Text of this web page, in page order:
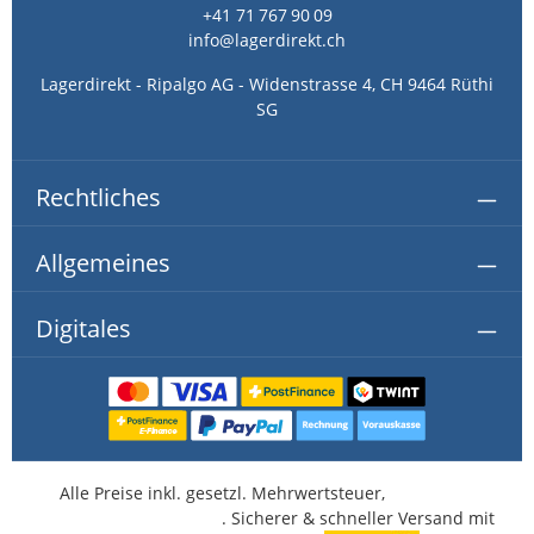
geringeren Verbrauch und einen reibungslosen
Ablauf in stark frequentierten Waschräumen sorgt.
Sicherheit und Effizienz optimal vereint.
+41 71 767 90 09
info@lagerdirekt.ch
Lagerdirekt - Ripalgo AG - Widenstrasse 4, CH 9464 Rüthi
SG
Rechtliches
Allgemeines
Digitales
Alle Preise inkl. gesetzl. Mehrwertsteuer,
. Sicherer & schneller Versand mit